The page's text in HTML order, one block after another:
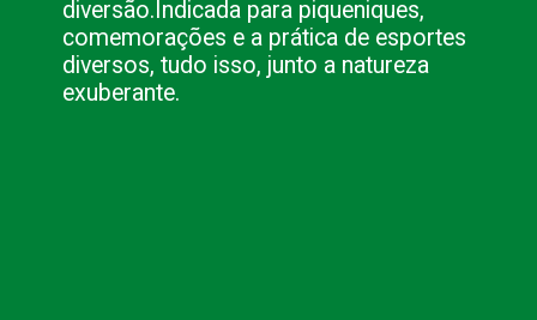
diversão. Indicada para piqueniques,
comemorações e a prática de esportes
diversos, tudo isso, junto a natureza
exuberante.